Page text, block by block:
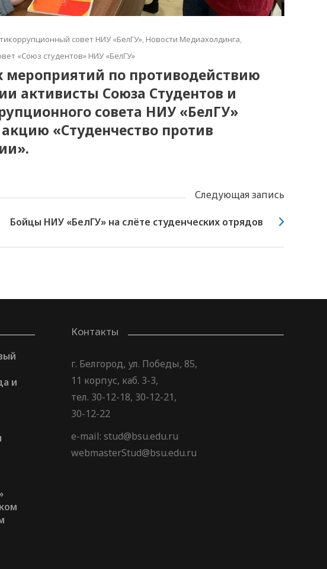
совет НИУ «БелГУ», Новости Медиахолдинга,
«Союз студентов» НИУ «БелГУ»
мероприятий по противодействию
активисты Союза Студентов и
совета НИУ «БелГУ»
«Студенчество против
Следующая запись
Бойцы НИУ «БелГУ» на слёте студенческих отрядов
и
Контакты
г. Белгород, ул. Победы, 85,
11 корпус, каб. 3-3,
тел. 30-12-18, 30-12-21,
30-12-22
e-mail: stud@bsu.edu.ru
webmasterStud@bsu.edu.ru